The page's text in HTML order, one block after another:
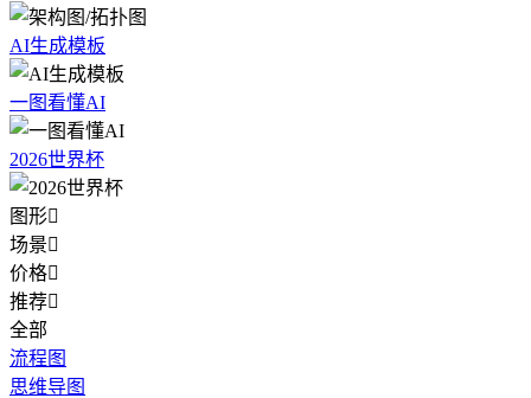
AI生成模板
一图看懂AI
2026世界杯
图形
场景
价格
推荐
全部
流程图
思维导图